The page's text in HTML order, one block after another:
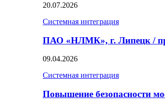
20.07.2026
Системная интеграция
ПАО «НЛМК», г. Липецк /
09.04.2026
Системная интеграция
Повышение безопасности